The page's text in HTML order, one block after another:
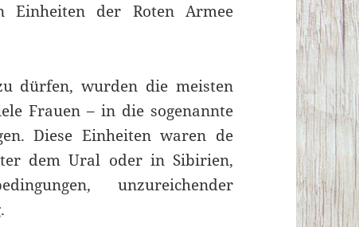
Einheiten der Roten Armee
dürfen, wurden die meisten
Frauen – in die sogenannte
Diese Einheiten waren de
dem Ural oder in Sibirien,
unzureichender